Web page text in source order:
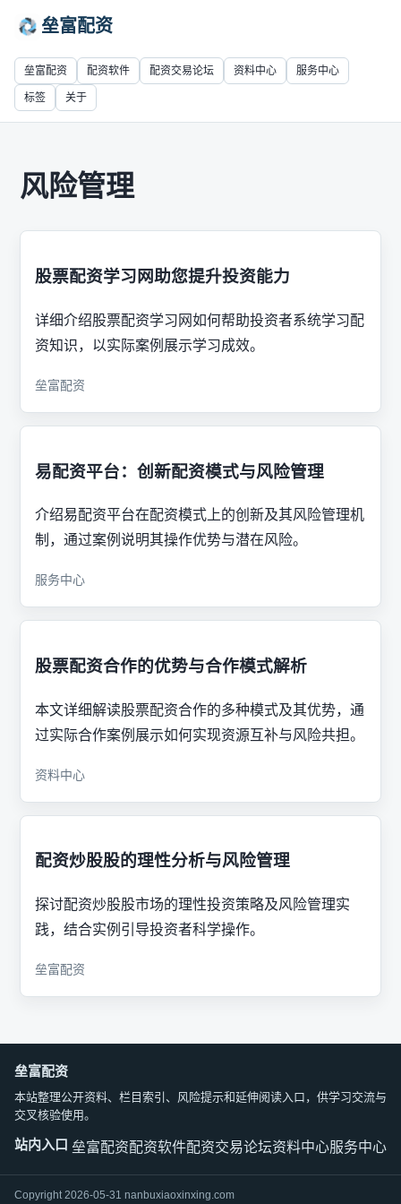
垒富配资
垒富配资 配资软件 配资交易论坛 资料中心 服务中心
标签 关于
风险管理
股票配资学习网助您提升投资能力
详细介绍股票配资学习网如何帮助投资者系统学习配
资知识，以实际案例展示学习成效。
垒富配资
易配资平台：创新配资模式与风险管理
介绍易配资平台在配资模式上的创新及其风险管理机
制，通过案例说明其操作优势与潜在风险。
服务中心
股票配资合作的优势与合作模式解析
本文详细解读股票配资合作的多种模式及其优势，通
过实际合作案例展示如何实现资源互补与风险共担。
资料中心
配资炒股股的理性分析与风险管理
探讨配资炒股股市场的理性投资策略及风险管理实
践，结合实例引导投资者科学操作。
垒富配资
垒富配资
本站整理公开资料、栏目索引、风险提示和延伸阅读入口，供学习交流与
交叉核验使用。
站内入口 垒富配资配资软件配资交易论坛资料中心服务中心
Copyright 2026-05-31 nanbuxiaoxinxing.com